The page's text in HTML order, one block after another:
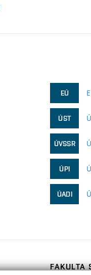
EÚ
ÚST
ÚVSSR
ÚPI
ÚADI
FAKULTA